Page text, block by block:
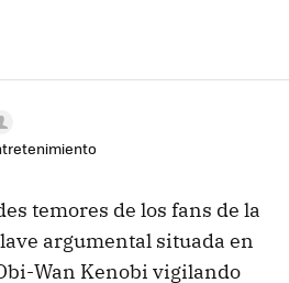
temores de los fans de la
argumental situada en
Wan Kenobi vigilando